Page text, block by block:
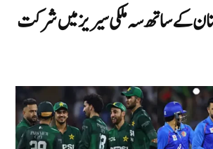
کے ساتھ سہ ملکی سیریز میں شرکت